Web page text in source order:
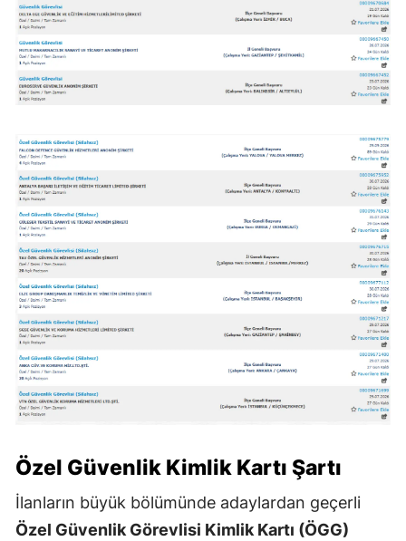
Özel Güvenlik Kimlik Kartı Şartı
İlanların büyük bölümünde adaylardan geçerli
Özel Güvenlik Görevlisi Kimlik Kartı (ÖGG)